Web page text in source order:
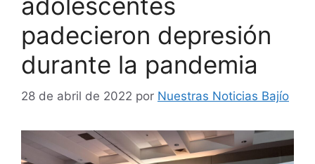
padecieron depresión
durante la pandemia
28 de abril de 2022 por Nuestras Noticias Bajío